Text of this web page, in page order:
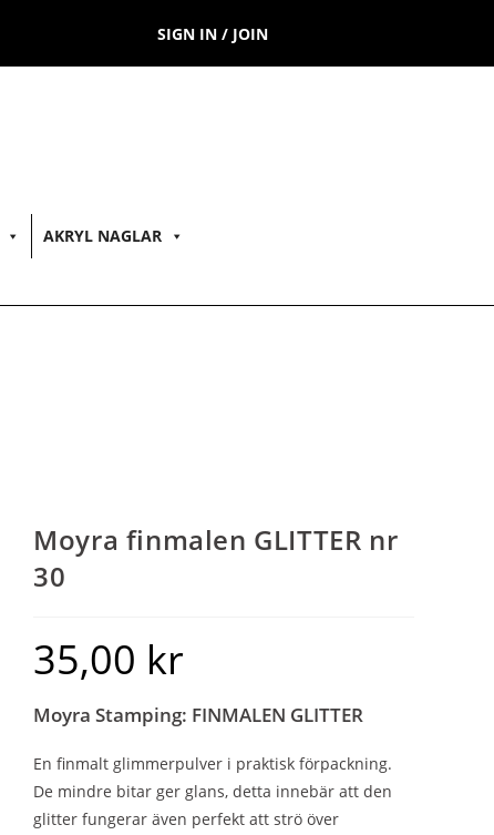
SIGN IN / JOIN
AKRYL NAGLAR
Moyra finmalen GLITTER nr
30
35,00 kr
Moyra Stamping: FINMALEN GLITTER
En finmalt glimmerpulver i praktisk förpackning.
De mindre bitar ger glans, detta innebär att den
glitter fungerar även perfekt att strö över